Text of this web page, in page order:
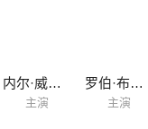
内尔·威廉姆斯
主演
罗伯·布莱顿
主演